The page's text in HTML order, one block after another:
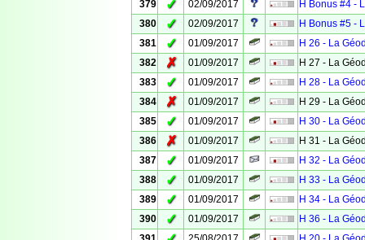
379
✓ 02/09/2017
H Bonus #4 -
380
✓ 02/09/2017
H Bonus #5 -
381
✓ 01/09/2017
H 26 - La
382
✗ 01/09/2017
H 27 - La
383
✓ 01/09/2017
H 28 - La
384
✗ 01/09/2017
H 29 - La
385
✓ 01/09/2017
H 30 - La
386
✗ 01/09/2017
H 31 - La
387
✓ 01/09/2017
H 32 - La
388
✓ 01/09/2017
H 33 - La
389
✓ 01/09/2017
H 34 - La
390
✓ 01/09/2017
H 36 - La